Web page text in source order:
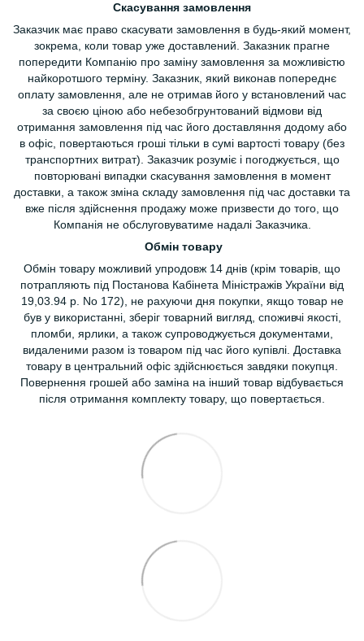
Скасування замовлення
Заказчик має право скасувати замовлення в будь-який момент,
зокрема, коли товар уже доставлений. Заказник прагне
попередити Компанію про заміну замовлення за можливістю
найкоротшого терміну. Заказник, який виконав попереднє
оплату замовлення, але не отримав його у встановлений час
за своєю ціною або небезобгрунтований відмови від
отримання замовлення під час його доставляння додому або
в офіс, повертаються гроші тільки в сумі вартості товару (без
транспортних витрат). Заказчик розуміє і погоджується, що
повторювані випадки скасування замовлення в момент
доставки, а також зміна складу замовлення під час доставки та
вже після здійснення продажу може призвести до того, що
Компанія не обслуговуватиме надалі Заказчика.
Обмін товару
Обмін товару можливий упродовж 14 днів (крім товарів, що
потрапляють під Постанова Кабінета Міністражів України від
19,03.94 р. No 172), не рахуючи дня покупки, якщо товар не
був у використанні, зберіг товарний вигляд, споживчі якості,
пломби, ярлики, а також супроводжується документами,
видаленими разом із товаром під час його купівлі. Доставка
товару в центральний офіс здійснюється завдяки покупця.
Повернення грошей або заміна на інший товар відбувається
після отримання комплекту товару, що повертається.